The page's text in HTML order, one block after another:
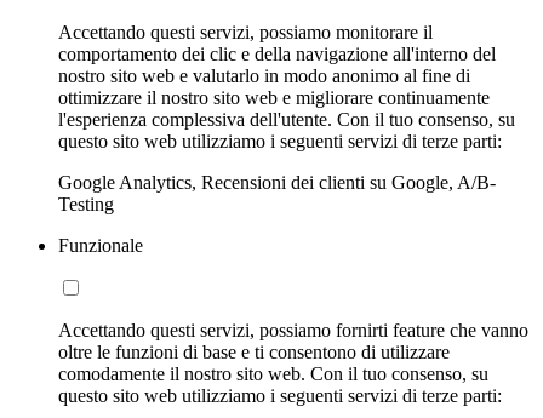
Accettando questi servizi, possiamo monitorare il
comportamento dei clic e della navigazione all'interno del
nostro sito web e valutarlo in modo anonimo al fine di
ottimizzare il nostro sito web e migliorare continuamente
l'esperienza complessiva dell'utente. Con il tuo consenso, su
questo sito web utilizziamo i seguenti servizi di terze parti:
Google Analytics, Recensioni dei clienti su Google, A/B-
Testing
Funzionale
Accettando questi servizi, possiamo fornirti feature che vanno
oltre le funzioni di base e ti consentono di utilizzare
comodamente il nostro sito web. Con il tuo consenso, su
questo sito web utilizziamo i seguenti servizi di terze parti: